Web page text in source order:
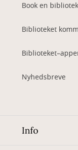
Book en
Biblioteket
Nyhedsbreve
Info